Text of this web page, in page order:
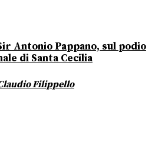
Antonio Pappano, sul podio
di Santa Cecilia
Filippello